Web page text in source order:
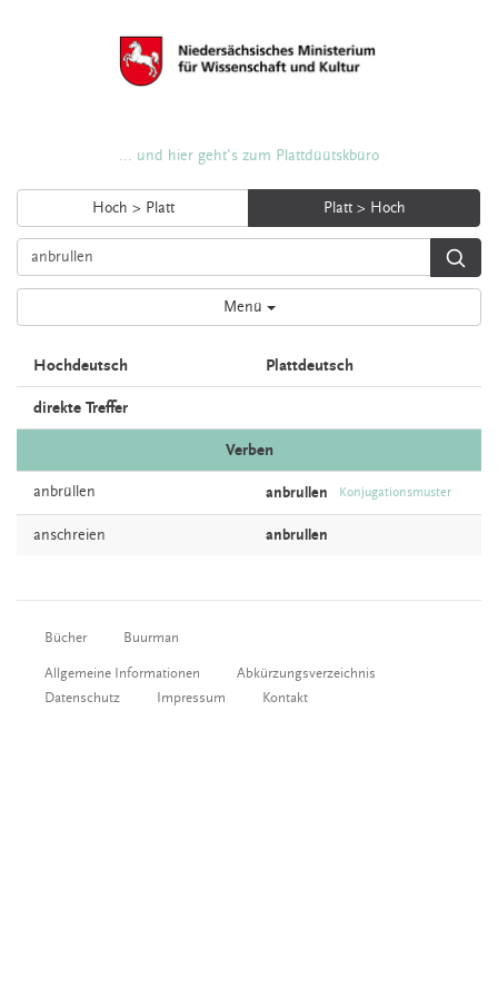
... und hier geht's zum Plattdüütskbüro
Hoch > Platt Platt > Hoch
Menü
Hochdeutsch Plattdeutsch
direkte Treffer
Verben
anbrüllen anbrullen Konjugationsmuster
anschreien anbrullen
Bücher Buurman
Allgemeine Informationen
Abkürzungsverzeichnis
Datenschutz
Impressum Kontakt